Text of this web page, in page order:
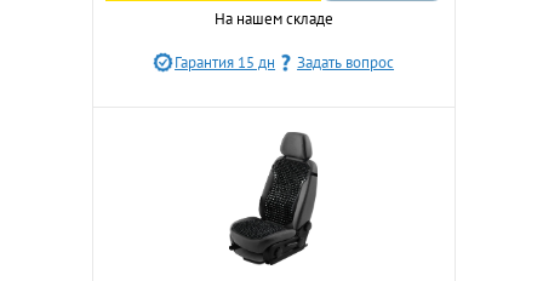
На нашем складе
Гарантия 15 дн Задать вопрос